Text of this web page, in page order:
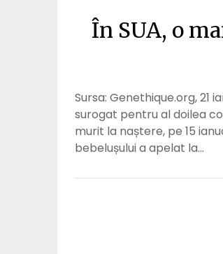
În SUA, o
Sursa: Genethique.org,
surogat pentru al doilea
murit la naștere, pe 15
bebelușului a apelat la…